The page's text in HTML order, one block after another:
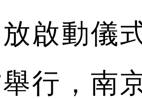
啟動儀
行，南